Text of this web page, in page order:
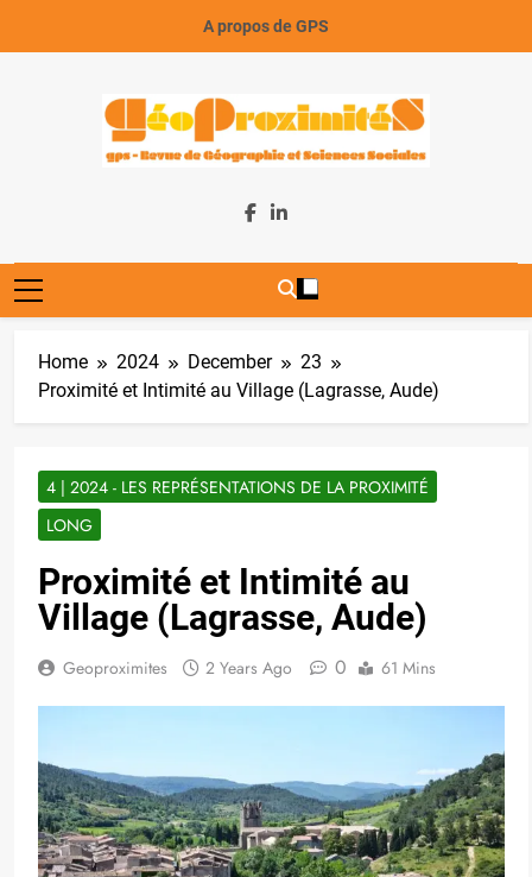
A propos de GPS
GeoProximiteS
Home 2024 December
23
Proximité et Intimité au Village (Lagrasse, Aude)
4 | 2024 - LES REPRÉSENTATIONS DE LA PROXIMITÉ
LONG
Proximité et Intimité au
Village (Lagrasse, Aude)
Geoproximites 2 Years Ago 0 61 Mins